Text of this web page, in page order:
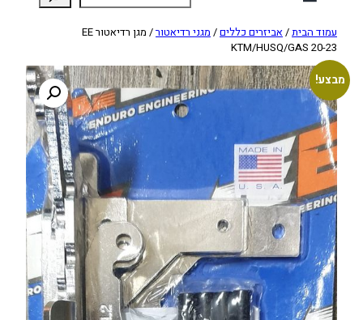
עמוד הבית/אביזרים כללים/ מגני רדיאטור
/ מגן רדיאטור EE
KTM/HUSQ/GAS 20-23
מבצע!